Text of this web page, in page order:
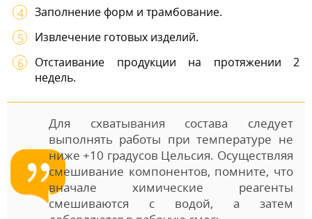
Заполнение форм и трамбование.
Извлечение готовых изделий.
Отстаивание продукции на протяжении 2
недель.
Для схватывания состава следует
выполнять работы при температуре не
ниже +10 градусов Цельсия. Осуществляя
смешивание компонентов, помните, что
вначале химические реагенты
смешиваются с водой, а затем